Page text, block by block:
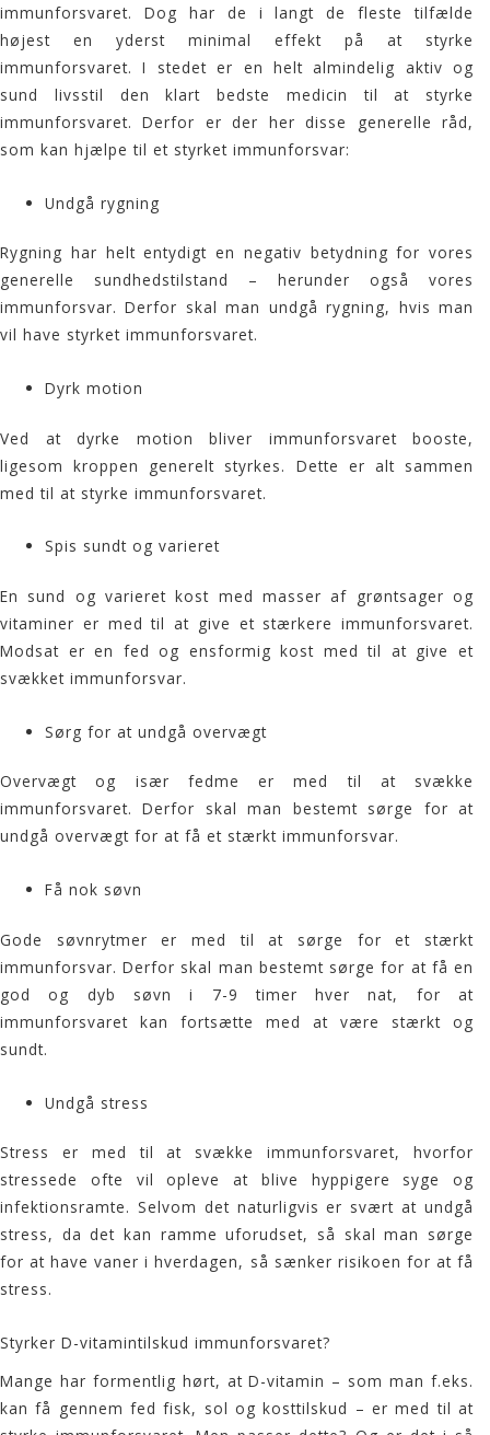
immunforsvaret. Dog har de i langt de fleste tilfælde
højest en yderst minimal effekt på at styrke
immunforsvaret. I stedet er en helt almindelig aktiv og
sund livsstil den klart bedste medicin til at styrke
immunforsvaret. Derfor er der her disse generelle råd,
som kan hjælpe til et styrket immunforsvar:
Undgå rygning
Rygning har helt entydigt en negativ betydning for vores
generelle sundhedstilstand – herunder også vores
immunforsvar. Derfor skal man undgå rygning, hvis man
vil have styrket immunforsvaret.
Dyrk motion
Ved at dyrke motion bliver immunforsvaret booste,
ligesom kroppen generelt styrkes. Dette er alt sammen
med til at styrke immunforsvaret.
Spis sundt og varieret
En sund og varieret kost med masser af grøntsager og
vitaminer er med til at give et stærkere immunforsvaret.
Modsat er en fed og ensformig kost med til at give et
svækket immunforsvar.
Sørg for at undgå overvægt
Overvægt og især fedme er med til at svække
immunforsvaret. Derfor skal man bestemt sørge for at
undgå overvægt for at få et stærkt immunforsvar.
Få nok søvn
Gode søvnrytmer er med til at sørge for et stærkt
immunforsvar. Derfor skal man bestemt sørge for at få en
god og dyb søvn i 7-9 timer hver nat, for at
immunforsvaret kan fortsætte med at være stærkt og
sundt.
Undgå stress
Stress er med til at svække immunforsvaret, hvorfor
stressede ofte vil opleve at blive hyppigere syge og
infektionsramte. Selvom det naturligvis er svært at undgå
stress, da det kan ramme uforudset, så skal man sørge
for at have vaner i hverdagen, så sænker risikoen for at få
stress.
Styrker D-vitamintilskud immunforsvaret?
Mange har formentlig hørt, at D-vitamin – som man f.eks.
kan få gennem fed fisk, sol og kosttilskud – er med til at